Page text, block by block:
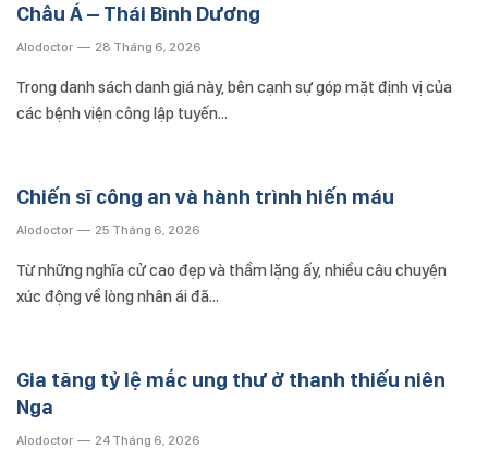
Châu Á – Thái Bình Dương
Alodoctor 28 Tháng 6, 2026
Trong danh sách danh giá này, bên cạnh sự góp mặt định vị của
các bệnh viện công lập tuyến…
Chiến sĩ công an và hành trình hiến máu
Alodoctor 25 Tháng 6, 2026
Từ những nghĩa cử cao đẹp và thầm lặng ấy, nhiều câu chuyện
xúc động về lòng nhân ái đã…
Gia tăng tỷ lệ mắc ung thư ở thanh thiếu niên
Nga
Alodoctor 24 Tháng 6, 2026